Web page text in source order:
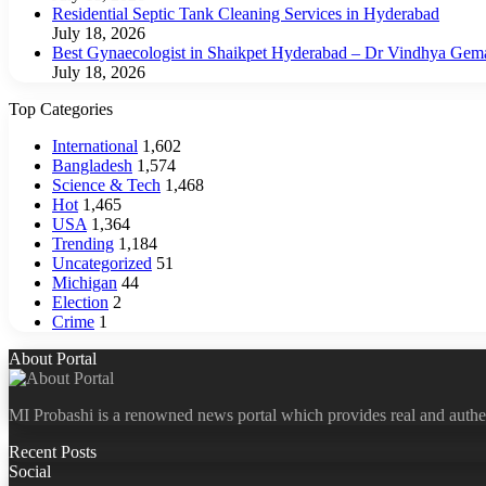
Residential Septic Tank Cleaning Services in Hyderabad
July 18, 2026
Best Gynaecologist in Shaikpet Hyderabad – Dr Vindhya
July 18, 2026
Top Categories
International 1,602
Bangladesh 1,574
Science & Tech 1,468
Hot 1,465
USA 1,364
Trending 1,184
Uncategorized 51
Michigan 44
Election 2
Crime 1
About Portal
MI Probashi is a renowned news portal which provides real and
Recent Posts
Social